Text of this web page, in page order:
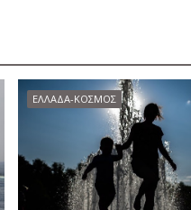
ΕΛΛΑΔΑ-ΚΟΣΜΟΣ